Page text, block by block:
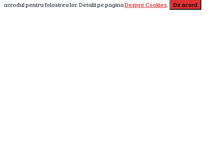
acrodul pentru folosirea lor. Detalii pe paginaDespre Cookies. De acord